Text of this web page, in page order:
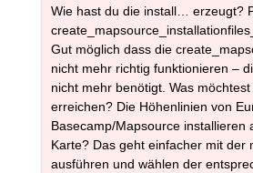
Se volete essere avvisati tramite
aggiornamenti alla mappa andate
inserite la vostra email nel campo di
barra a sinistra. Riceverete solo un
saranno modifiche sostanziali alla
aggiornamenti dei dati. Gli
vengono fatti normalmente tutti i
mattina. Potete dare un'occhiata al
Wie hast du die install… erzeugt?
Gut möglich dass die
nicht mehr richtig funktionieren –
nicht mehr benötigt. Was
erreichen? Die Höhenlinien von
Basecamp/Mapsource installieren
Karte? Das geht einfacher mit der
ausführen und wählen der